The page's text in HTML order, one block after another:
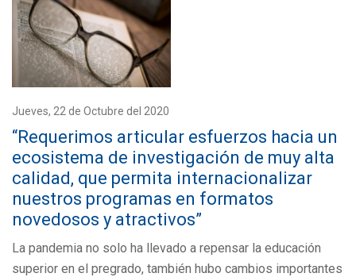
Jueves, 22 de Octubre del 2020
“Requerimos articular esfuerzos hacia un
ecosistema de investigación de muy alta
calidad, que permita internacionalizar
nuestros programas en formatos
novedosos y atractivos”
La pandemia no solo ha llevado a repensar la educación
superior en el pregrado, también hubo cambios importantes